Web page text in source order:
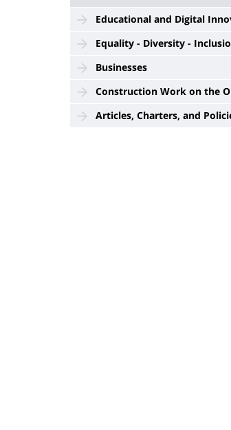
Educational and Digital
Equality - Diversity -
Businesses
Construction Work on the
Articles, Charters, and